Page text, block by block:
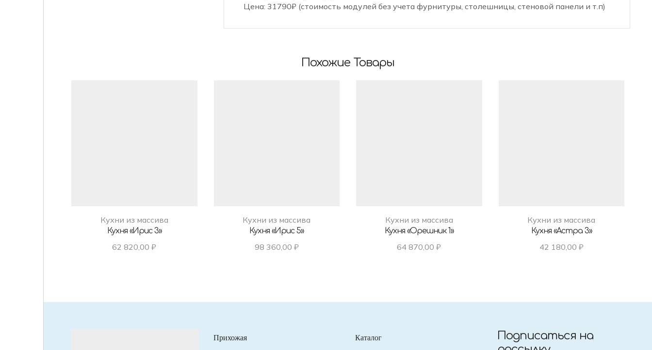
Цена: 31790₽ (стоимость модулей без учета фурнитуры, столешницы, стеновой панели и т.п)
Похожие Товары
Кухни из массива
Кухня «Ирис 3»
62 820,00₽
Кухни из массива
Кухня «Ирис 5»
98 360,00 ₽
Кухни из массива
Кухня «Орешник 1»
64 870,00₽
Кухни из массива
Кухня «Астра 3»
42 180,00 ₽
Прихожая Каталог
Подписаться на